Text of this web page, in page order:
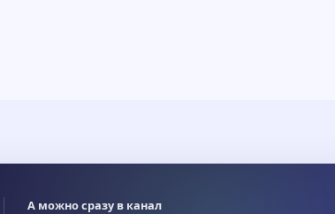
А можно сразу в канал